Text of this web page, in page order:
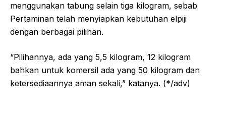
menggunakan tabung selain tiga kilogram, sebab
Pertaminan telah menyiapkan kebutuhan elpiji
dengan berbagai pilihan.
“Pilihannya, ada yang 5,5 kilogram, 12 kilogram
bahkan untuk komersil ada yang 50 kilogram dan
ketersediaannya aman sekali,” katanya. (*/adv)